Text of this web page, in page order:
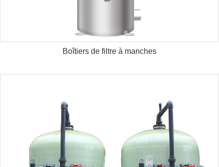
Boîtiers de filtre à manches